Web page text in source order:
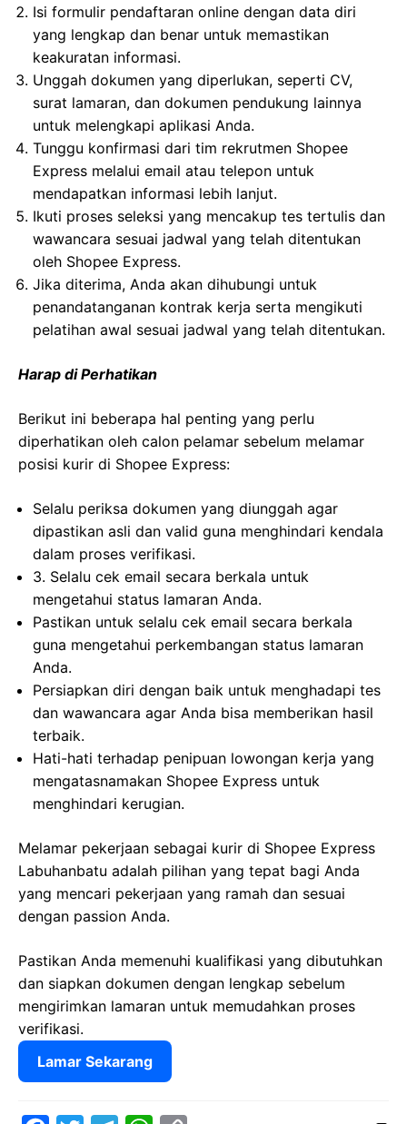
Isi formulir pendaftaran online dengan data diri
yang lengkap dan benar untuk memastikan
keakuratan informasi.
Unggah dokumen yang diperlukan, seperti CV,
surat lamaran, dan dokumen pendukung lainnya
untuk melengkapi aplikasi Anda.
Tunggu konfirmasi dari tim rekrutmen Shopee
Express melalui email atau telepon untuk
mendapatkan informasi lebih lanjut.
Ikuti proses seleksi yang mencakup tes tertulis dan
wawancara sesuai jadwal yang telah ditentukan
oleh Shopee Express.
Jika diterima, Anda akan dihubungi untuk
penandatanganan kontrak kerja serta mengikuti
pelatihan awal sesuai jadwal yang telah ditentukan.
Harap di Perhatikan
Berikut ini beberapa hal penting yang perlu
diperhatikan oleh calon pelamar sebelum melamar
posisi kurir di Shopee Express:
Selalu periksa dokumen yang diunggah agar
dipastikan asli dan valid guna menghindari kendala
dalam proses verifikasi.
3. Selalu cek email secara berkala untuk
mengetahui status lamaran Anda.
Pastikan untuk selalu cek email secara berkala
guna mengetahui perkembangan status lamaran
Anda.
Persiapkan diri dengan baik untuk menghadapi tes
dan wawancara agar Anda bisa memberikan hasil
terbaik.
Hati-hati terhadap penipuan lowongan kerja yang
mengatasnamakan Shopee Express untuk
menghindari kerugian.
Melamar pekerjaan sebagai kurir di Shopee Express
Labuhanbatu adalah pilihan yang tepat bagi Anda
yang mencari pekerjaan yang ramah dan sesuai
dengan passion Anda.
Pastikan Anda memenuhi kualifikasi yang dibutuhkan
dan siapkan dokumen dengan lengkap sebelum
mengirimkan lamaran untuk memudahkan proses
verifikasi.
Lamar Sekarang